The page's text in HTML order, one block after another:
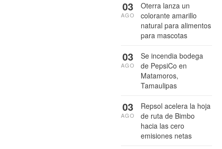
Oterra lanza un
colorante amarillo
natural para alimentos
para mascotas
03
AGO
Se incendia bodega
de PepsiCo en
Matamoros,
Tamaulipas
03
AGO
Repsol acelera la hoja
de ruta de Bimbo
hacia las cero
emisiones netas
03
AGO